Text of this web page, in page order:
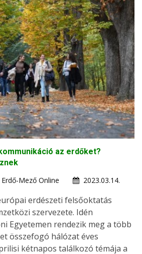
az erdőket?
Mező Online
2023.03.14.
erdészeti felsőoktatás
szervezete. Idén
Egyetemen rendezik meg a több
összefogó hálózat éves
kétnapos találkozó témája a